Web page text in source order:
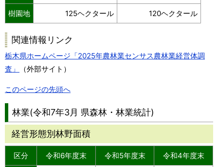
樹園地 125ヘクタール 120ヘクタール
関連情報リンク
栃木県ホームページ「2025年農林業センサス農林業経営体調
査」
（外部サイト）
このページの先頭へ
林業(令和7年3月 県森林・林業統計)
経営形態別林野面積
区分 令和6年度末 令和5年度末 令和4年度末